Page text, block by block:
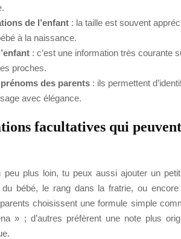
de l’enfant : la taille est souvent
à la naissance.
: c’est une information très courante
proches.
des parents : ils permettent
avec élégance.
facultatives qui
plus loin, tu peux aussi ajouter un
bébé, le rang dans la fratrie, ou
choisissent une formule simple
» ; d’autres préfèrent une note plus